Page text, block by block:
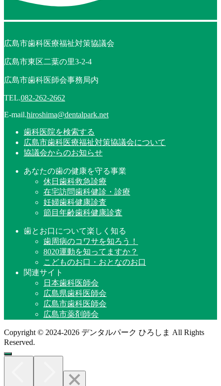
広島市歯科医療福祉対策協議会
広島市東区二葉の里3-2-4
広島市歯科医師会事務局内
TEL.082-262-2662
E-mail.hiroshima@dentalpark.net
歯科医院を検索する
広島市歯科医療福祉対策協議会について
協議会からのお知らせ
あなたの歯の健康を守る事業
休日歯科救急診療
在宅訪問歯科健診・診療
妊婦歯科健康診査
節目年齢歯科健康診査
歯とお口について楽しく知る
歯周病のコワサを知ろう！
8020運動を知ってますか？
こどものお口・おとなのお口
関連サイト
日本歯科医師会
広島県歯科医師会
広島市歯科医師会
広島市薬剤師会
Copyright © 2024-2026 デンタルパーク ひろしま All Rights
Reserved.